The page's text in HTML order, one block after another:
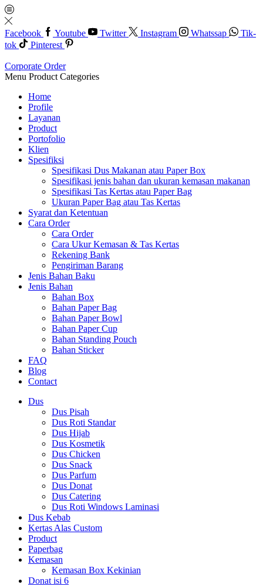
Facebook Youtube Twitter Instagram Whatssap
Tik-
tok
Pinterest
Corporate Order
Menu Product Categories
Home
Profile
Layanan
Product
Portofolio
Klien
Spesifiksi
Spesifikasi Dus Makanan atau Paper Box
Spesifikasi jenis bahan dan ukuran kemasan makanan
Spesifikasi Tas Kertas atau Paper Bag
Ukuran Paper Bag atau Tas Kertas
Syarat dan Ketentuan
Cara Order
Cara Order
Cara Ukur Kemasan & Tas Kertas
Rekening Bank
Pengiriman Barang
Jenis Bahan Baku
Jenis Bahan
Bahan Box
Bahan Paper Bag
Bahan Paper Bowl
Bahan Paper Cup
Bahan Standing Pouch
Bahan Sticker
FAQ
Blog
Contact
Dus
Dus Pisah
Dus Roti Standar
Dus Hijab
Dus Kosmetik
Dus Chicken
Dus Snack
Dus Parfum
Dus Donat
Dus Catering
Dus Roti Windows Laminasi
Dus Kebab
Kertas Alas Custom
Product
Paperbag
Kemasan
Kemasan Box Kekinian
Donat isi 6